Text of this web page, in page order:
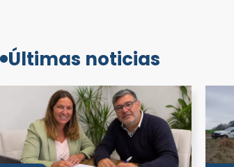
Últimas noticias